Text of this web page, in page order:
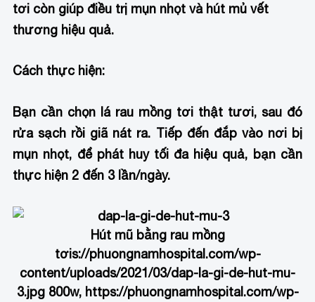
tơi còn giúp điều trị mụn nhọt và hút mủ vết
thương hiệu quả.
Cách thực hiện:
Bạn cần chọn lá rau mồng tơi thật tươi, sau đó
rửa sạch rồi giã nát ra. Tiếp đến đắp vào nơi bị
mụn nhọt, để phát huy tối đa hiệu quả, bạn cần
thực hiện 2 đến 3 lần/ngày.
Hút mũ bằng rau mồng
tơis://phuongnamhospital.com/wp-
content/uploads/2021/03/dap-la-gi-de-hut-mu-
3.jpg 800w, https://phuongnamhospital.com/wp-